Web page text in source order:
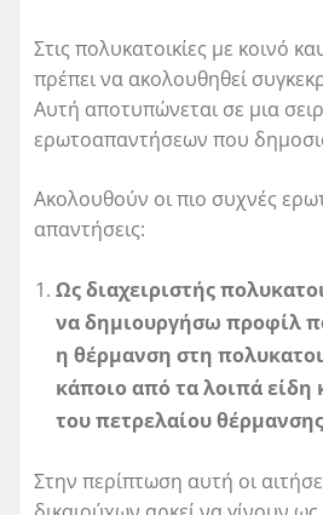
Στις πολυκατοικίες με κοινό
πρέπει να ακολουθηθεί
Αυτή αποτυπώνεται σε μια
ερωτοαπαντήσεων που
Ακολουθούν οι πιο συχνές
απαντήσεις:
Ως διαχειριστής
να δημιουργήσω προφίλ
η θέρμανση στη
κάποιο από τα λοιπά είδη
του πετρελαίου
Στην περίπτωση αυτή οι